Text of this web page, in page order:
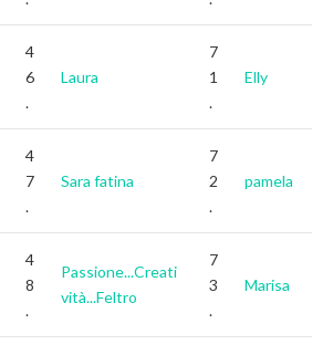
4
6
.
Laura
7
1
.
Elly
4
7
.
Sara fatina
7
2
.
pamela
4
8
.
Passione...Creati
vità...Feltro
7
3
.
Marisa